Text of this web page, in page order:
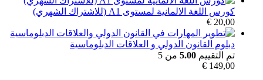
كورس اللغة الالمانية لمستوى A1 (للاشتراك الشهري)
€ 20,00
دبلوم القانون الدولي و العلاقات الدبلوماسية
تم التقييم 5.00 من 5
€ 149,00